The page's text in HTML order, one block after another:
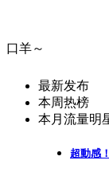
口羊～
最新发布
本周热榜
本月流量明
超動感